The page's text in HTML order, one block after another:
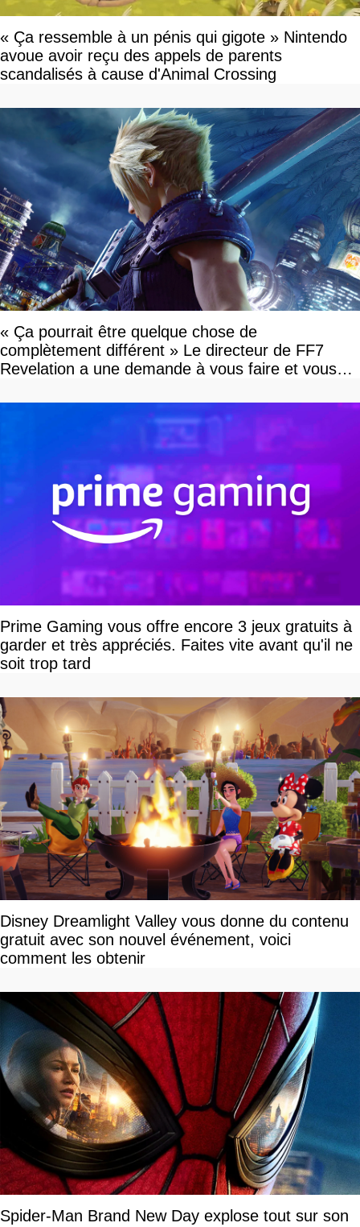
« Ça ressemble à un pénis qui gigote » Nintendo
avoue avoir reçu des appels de parents
scandalisés à cause d'Animal Crossing
« Ça pourrait être quelque chose de
complètement différent » Le directeur de FF7
Revelation a une demande à vous faire et vous
Prime Gaming vous offre encore 3 jeux gratuits à
garder et très appréciés. Faites vite avant qu'il ne
soit trop tard
Disney Dreamlight Valley vous donne du contenu
gratuit avec son nouvel événement, voici
comment les obtenir
Spider-Man Brand New Day explose tout sur son